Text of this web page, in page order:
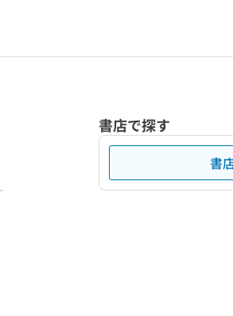
書店で探す
書